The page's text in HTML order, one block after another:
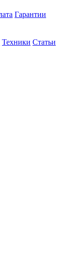
Гарантии
Техники Статьи